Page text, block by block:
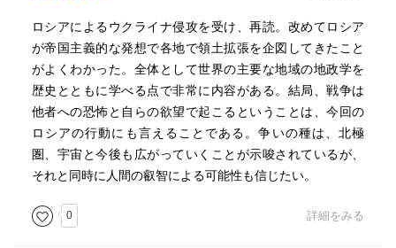
ロシアによるウクライナ侵攻を受け、再読。改めてロシア
が帝国主義的な発想で各地で領土拡張を企図してきたこと
がよくわかった。全体として世界の主要な地域の地政学を
歴史とともに学べる点で非常に内容がある。結局、戦争は
他者への恐怖と自らの欲望で起こるということは、今回の
ロシアの行動にも言えることである。争いの種は、北極
圏、宇宙と今後も広がっていくことが示唆されているが、
それと同時に人間の叡智による可能性も信じたい。
0 詳細をみる